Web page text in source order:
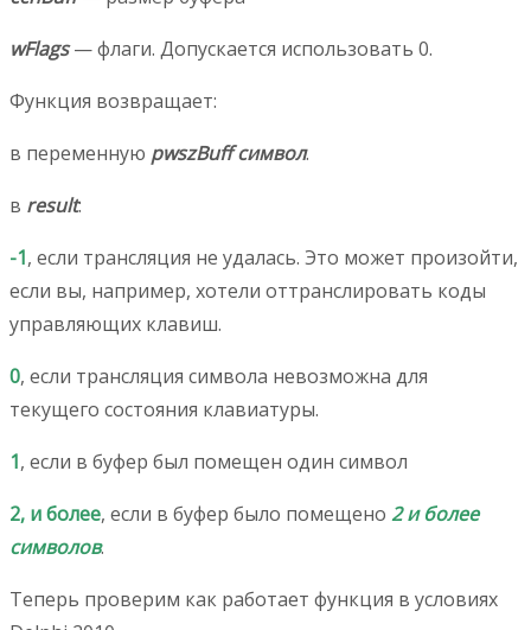
wFlags— флаги. Допускается использовать 0.
Функция возвращает:
в переменную pwszBuffсимвол.
в result:
-1, если трансляция не удалась. Это может произойти,
если вы, например, хотели оттранслировать коды
управляющих клавиш.
0, если трансляция символа невозможна для
текущего состояния клавиатуры.
1, если в буфер был помещен один символ
2, и более, если в буфер было помещено 2 и более
символов.
Теперь проверим как работает функция в условиях